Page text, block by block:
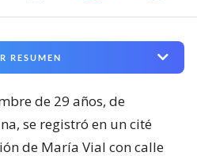
RESUMEN
de 29 años, de
se registró en un cité
de María Vial con calle